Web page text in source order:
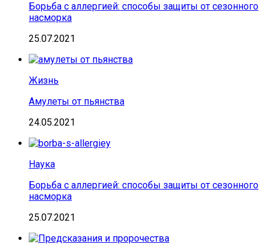
Борьба с аллергией: способы защиты от сезонного
насморка
25.07.2021
Жизнь
Амулеты от пьянства
24.05.2021
Наука
Борьба с аллергией: способы защиты от сезонного
насморка
25.07.2021